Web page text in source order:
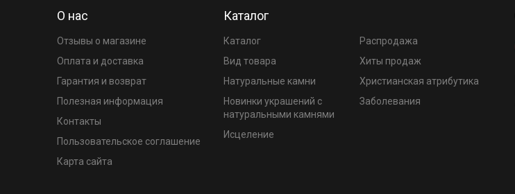
О нас
Отзывы о магазине
Оплата и доставка
Гарантия и возврат
Полезная информация
Контакты
Пользовательское соглашение
Карта сайта
Каталог
Каталог
Вид товара
Натуральные камни
Новинки украшений с
натуральными камнями
Распродажа
Хиты продаж
Христианская атрибутика
Заболевания
Исцеление